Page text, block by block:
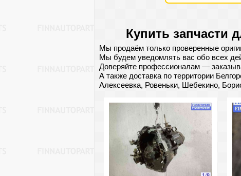
Купить запчасти
Мы продаём только проверенные
Мы будем уведомлять вас обо всех
Доверяйте профессионалам —
А также доставка по территории
Алексеевка, Ровеньки, Шебекино,